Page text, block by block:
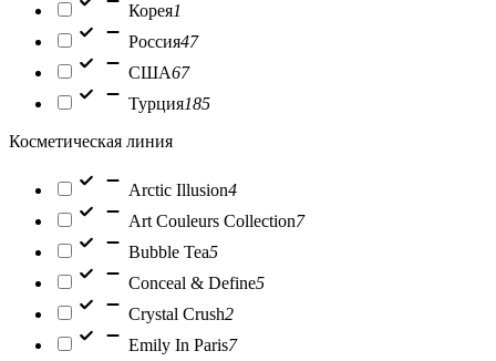
Корея1
Россия47
США67
Турция185
Косметическая линия
Arctic Illusion4
Art Couleurs Collection7
Bubble Tea5
Conceal & Define5
Crystal Crush2
Emily In Paris7